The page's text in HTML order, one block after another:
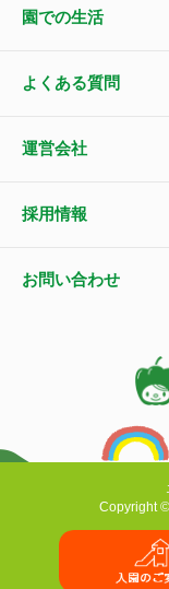
園での生活
よくある質問
運営会社
採用情報
お問い合わせ
Copyright ©